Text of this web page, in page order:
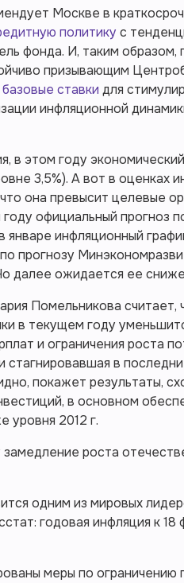
Москве в
политику с
фонда. И, таким образом,
призывающим
базовые ставки для
инфляционной
в этом году
3,5%). А вот в оценках
она превысит целевые
официальный прогноз
январе инфляционный
прогнозу
далее ожидается ее
Помельникова считает,
в текущем году
и ограничения роста
стагнировавшая в
покажет результаты,
в основном
уровня 2012 г.
роста
одним из мировых
годовая инфляция к 18
меры по ограничению